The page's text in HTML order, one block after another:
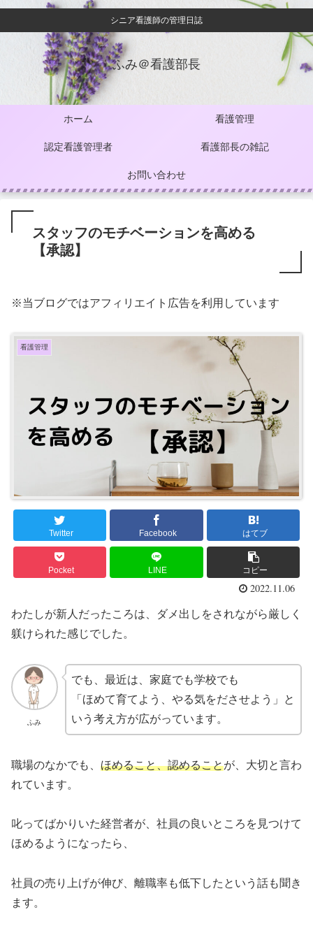
シニア看護師の管理日誌
ふみ＠看護部長
ホーム 看護管理
認定看護管理者 看護部長の雑記
お問い合わせ
スタッフのモチベーションを高める
【承認】
※当ブログではアフィリエイト広告を利用しています
看護管理
Twitter Facebook はてブ
Pocket LINE コピー
2022.11.06
わたしが新人だったころは、ダメ出しをされながら厳しく
躾けられた感じでした。
ふみ
でも、最近は、家庭でも学校でも
「ほめて育てよう、やる気をださせよう」と
いう考え方が広がっています。
職場のなかでも、 ほめること、認めることが、大切と言わ
れています。
叱ってばかりいた経営者が、社員の良いところを見つけて
ほめるようになったら、
社員の売り上げが伸び、離職率も低下したという話も聞き
ます。